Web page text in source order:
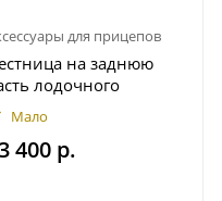
для прицепов
на заднюю
лодочного
01
(правая - по
Мало
400 р.